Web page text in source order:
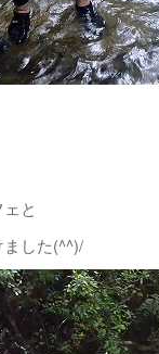
と
した(^^)/